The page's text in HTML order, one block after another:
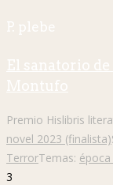
P. plebe
El sanatorio
Montufo
Premio Hislibris
novel 2023 (finalista)
TerrorTemas:
3